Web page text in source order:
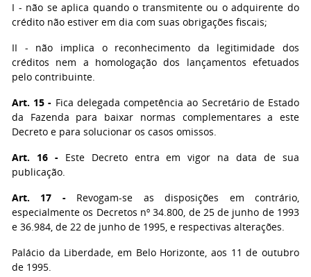
I - não se aplica quando o transmitente ou o adquirente do
crédito não estiver em dia com suas obrigações fiscais;
II - não implica o reconhecimento da legitimidade dos
créditos nem a homologação dos lançamentos efetuados
pelo contribuinte.
Art. 15 - Fica delegada competência ao Secretário de Estado
da Fazenda para baixar normas complementares a este
Decreto e para solucionar os casos omissos.
Art. 16 -Este Decreto entra em vigor na data de sua
publicação.
Art. 17 -Revogam-se as disposições em contrário,
especialmente os Decretos nº 34.800, de 25 de junho de 1993
e 36.984, de 22 de junho de 1995, e respectivas alterações.
Palácio da Liberdade, em Belo Horizonte, aos 11 de outubro
de 1995.